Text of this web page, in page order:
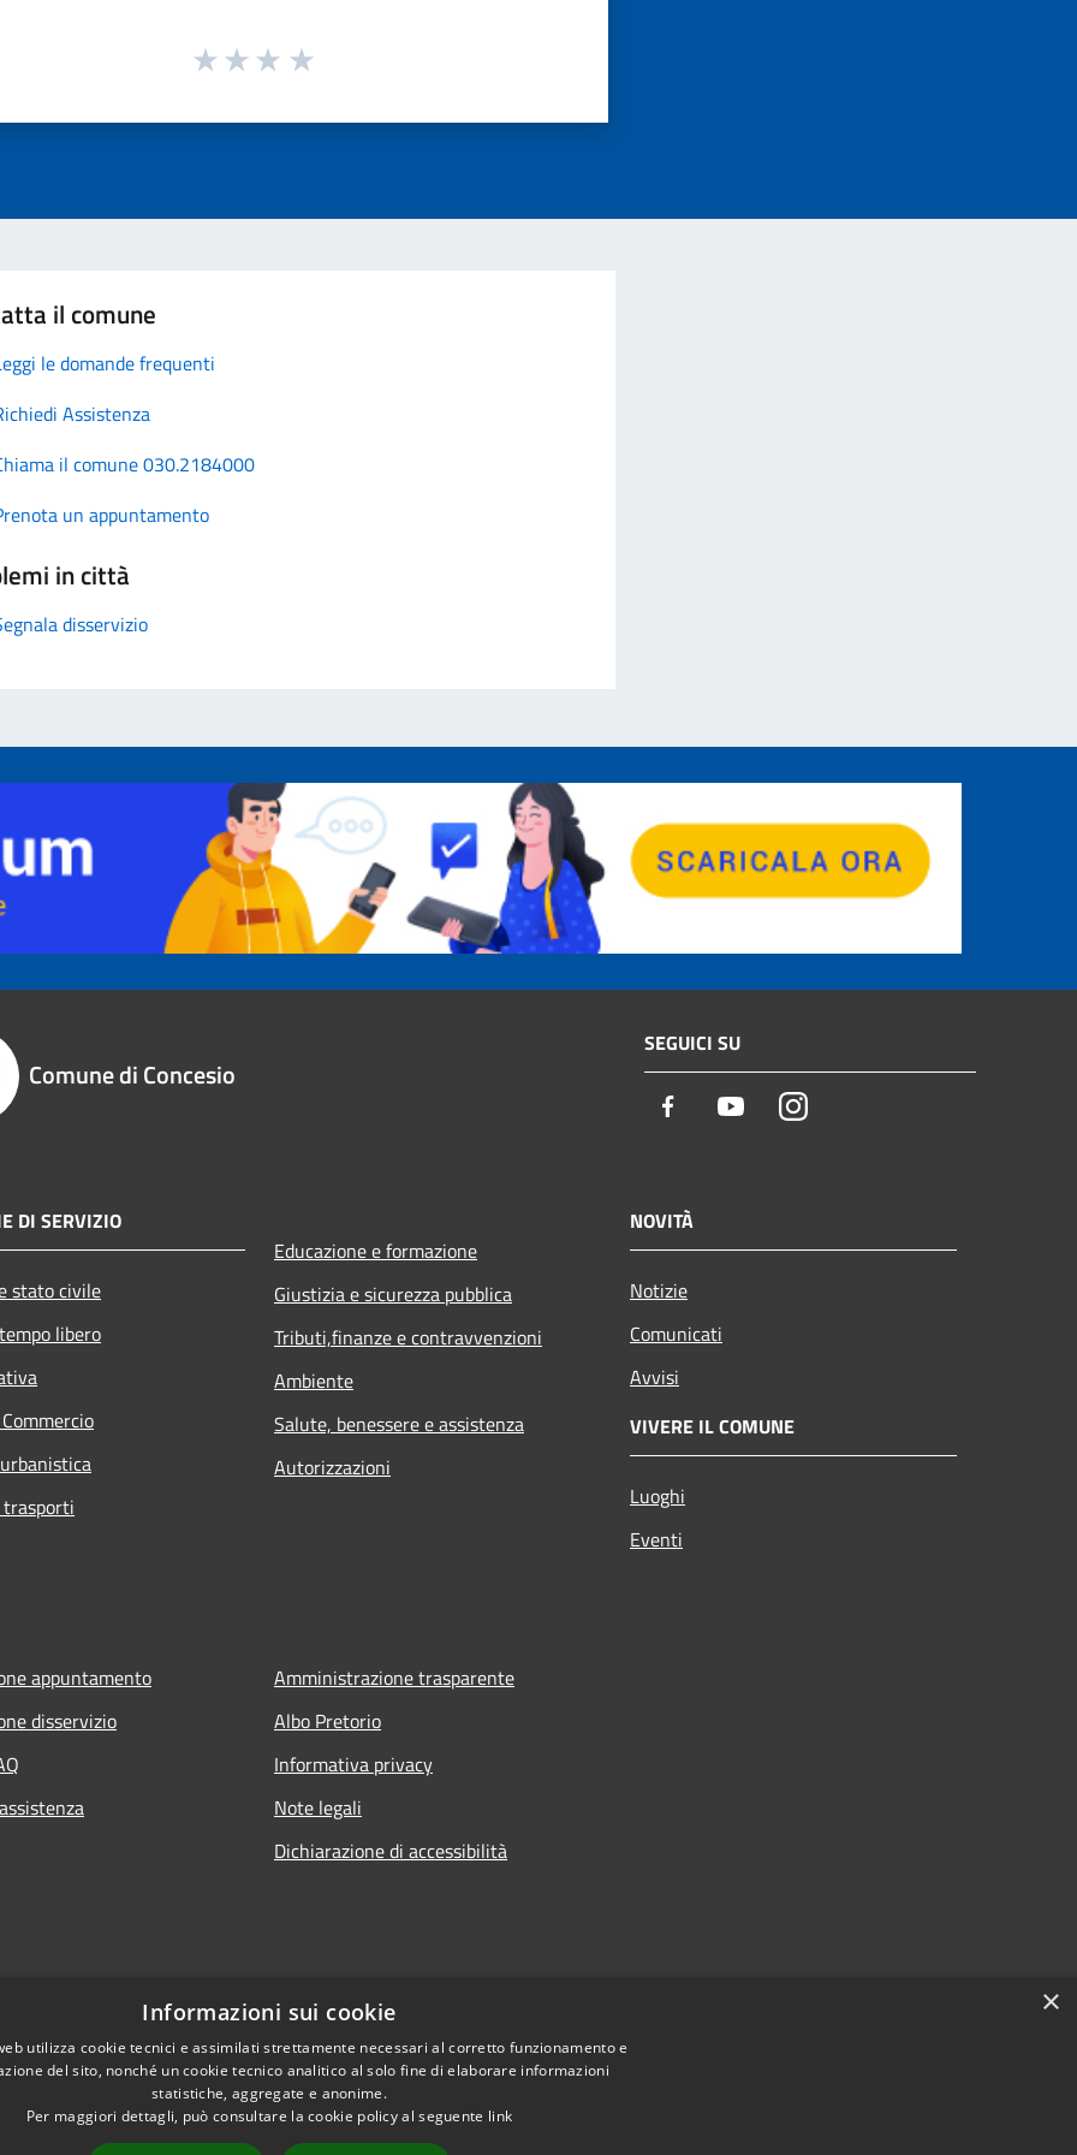
il comune
le domande frequenti
Assistenza
il comune 030.2184000
un appuntamento
in città
disservizio
Comune di Concesio
SEGUICI SU
Facebook YoutubeInstagram
DI SERVIZIO
stato civile
libero
Educazione e formazione
Giustizia e sicurezza pubblica
Tributi,finanze e contravvenzioni
Ambiente
Salute, benessere e assistenza
Autorizzazioni
NOVITÀ
Notizie
Comunicati
Avvisi
VIVERE IL COMUNE
Luoghi
Eventi
appuntamento
disservizio
Amministrazione trasparente
Albo Pretorio
Informativa privacy
Note legali
Dichiarazione di accessibilità
×
Informazioni sui cookie
utilizza cookie tecnici e assimilati strettamente necessari al corretto funzionamento e
del sito, nonché un cookie tecnico analitico al solo fine di elaborare informazioni
statistiche, aggregate e anonime.
Per maggiori dettagli, può consultare la cookie policy al seguente link